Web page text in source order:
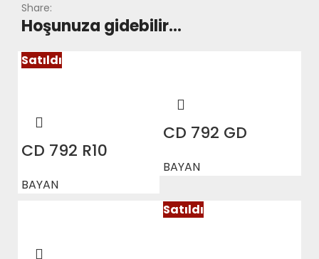
Share:
Hoşunuza gidebilir…
Satıldı
CD 792 R10
BAYAN
CD 792 GD
BAYAN
Satıldı